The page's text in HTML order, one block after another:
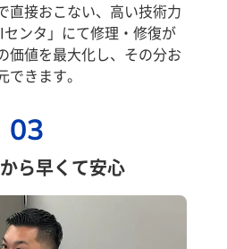
直接おこない、高い技術力
ンタ」にて修理・修復が
価値を最大化し、その分お
きます。
03
ら早くて安心